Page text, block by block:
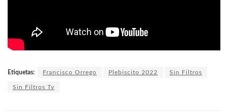
Etiquetas: Francisco Orrego Plebiscito 2022 Sin Filtros
Sin Filtros Tv